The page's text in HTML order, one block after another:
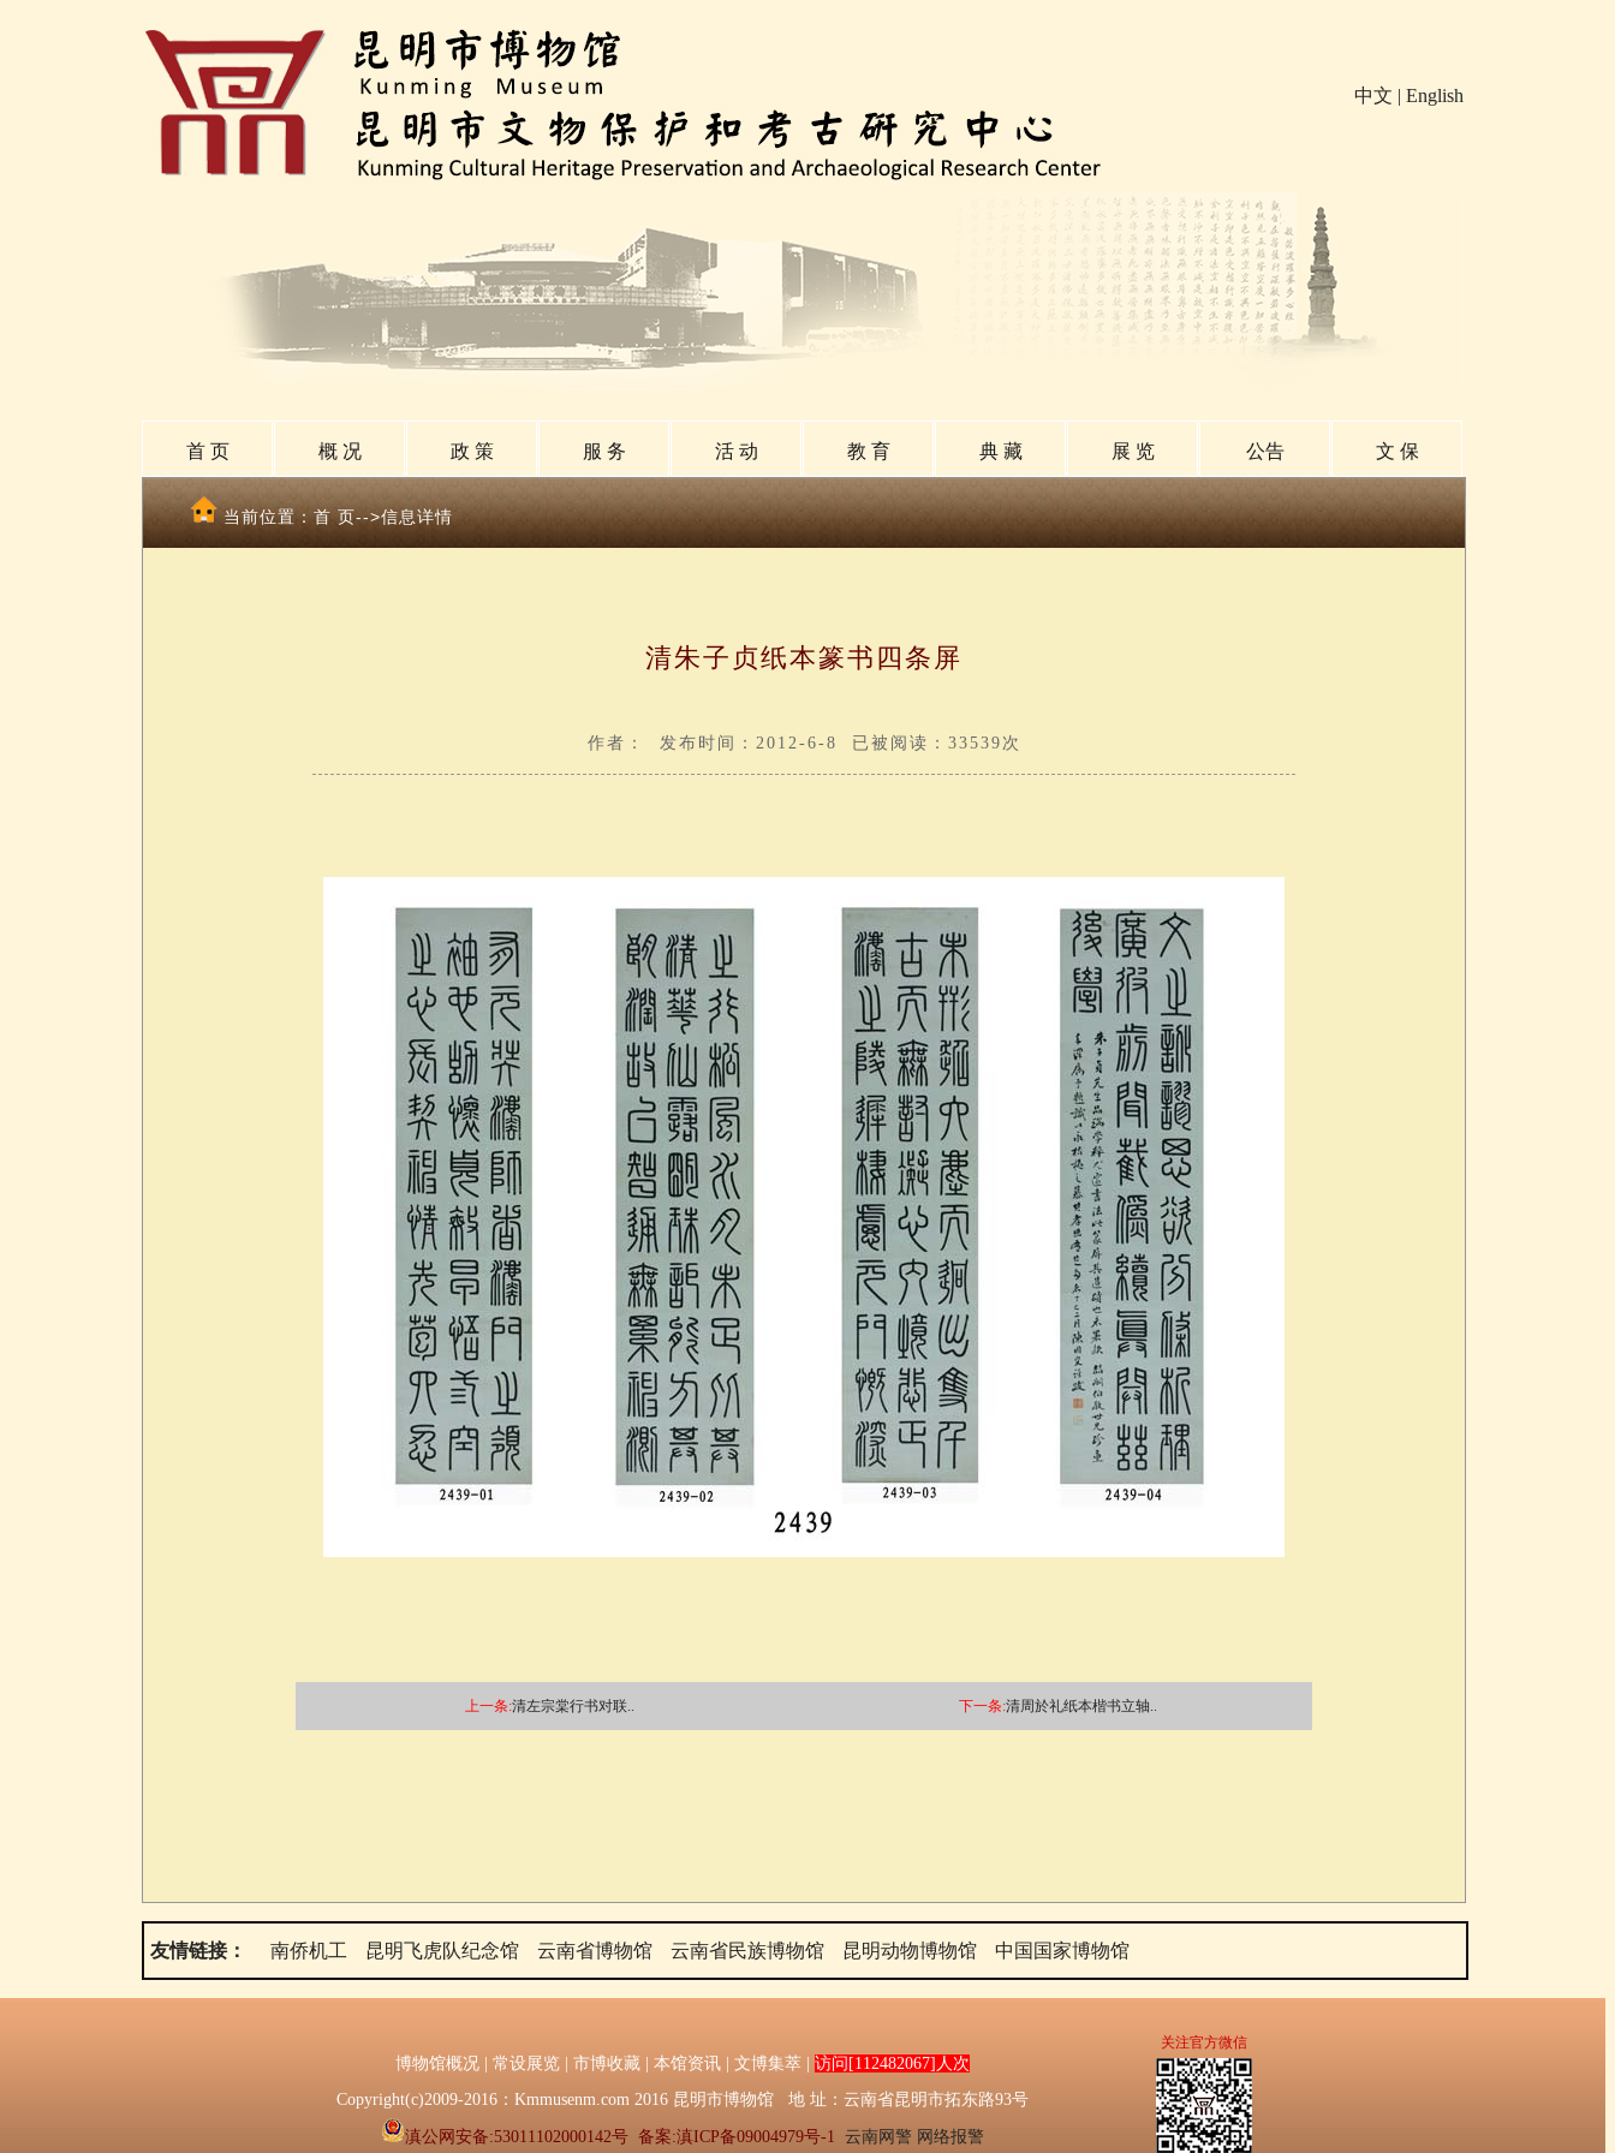
中文 | English
首 页 概 况 政 策 服 务 活 动 教 育 典 藏 展 览 公告 文 保
当前位置： 首 页-->信息详情
清朱子贞纸本篆书四条屏
作者： 发布时间：2012-6-8 已被阅读：33539次
上一条:清左宗棠行书对联.. 下一条:清周於礼纸本楷书立轴..
友情链接： 南侨机工 昆明飞虎队纪念馆 云南省博物馆 云南省民族博物馆 昆明动物博物馆 中国国家博物馆
博物馆概况| 常设展览| 市博收藏| 本馆资讯| 文博集萃| 访问[112482067]人次
Copyright(c)2009-2016：Kmmusenm.com 2016 昆明市博物馆 地 址：云南省昆明市拓东路93号
滇公网安备:53011102000142号 备案:滇ICP备09004979号-1 云南网警 网络报警
关注官方微信